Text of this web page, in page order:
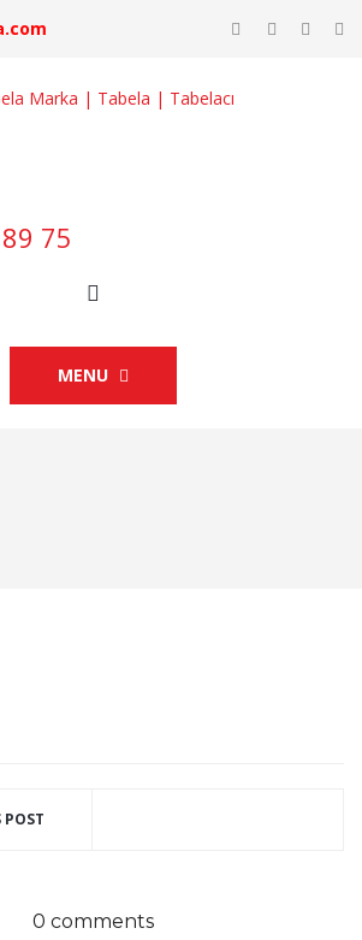
75
MENU
POST
0 comments